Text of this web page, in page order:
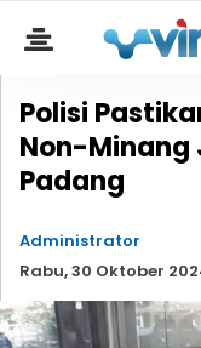
Polisi
Non-Minang
Padang
Administrator
Rabu, 30 Oktober